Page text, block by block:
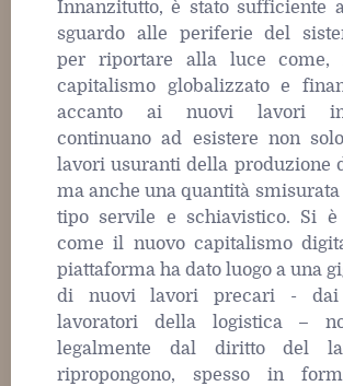
Innanzitutto, è stato sufficiente
sguardo alle periferie del
per riportare alla luce come,
capitalismo globalizzato e
accanto ai nuovi lavori
continuano ad esistere non
lavori usuranti della produzione
ma anche una quantità
tipo servile e schiavistico. Si è
come il nuovo capitalismo
piattaforma ha dato luogo a una
di nuovi lavori precari -
lavoratori della logistica –
legalmente dal diritto del
ripropongono, spesso in